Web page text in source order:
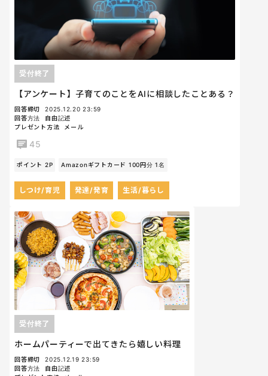
【アンケート】子育てのことをAIに相談したことある？
受付終了
回答締切
2025.12.20 23:59
回答方法
自由記述
プレゼント方法
メール
45
ポイント 2P Amazonギフトカード 100円分 1名
しつけ/育児 発達/発育 生活/暮らし
ホームパーティーで出てきたら嬉しい料理
受付終了
回答締切
2025.12.19 23:59
回答方法
自由記述